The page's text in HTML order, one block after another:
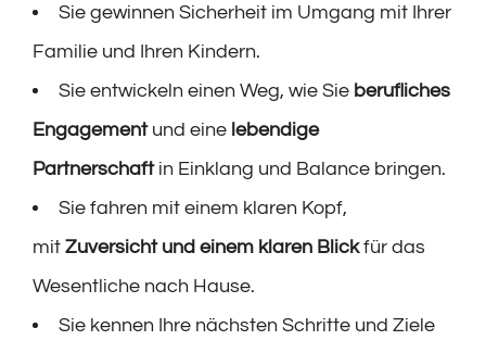
Sie gewinnen Sicherheit im Umgang mit Ihrer
Familie und Ihren Kindern.
Sie entwickeln einen Weg, wie Sie berufliches
Engagementund eine lebendige
Partnerschaftin Einklang und Balance bringen.
Sie fahren mit einem klaren Kopf,
mit Zuversicht und einem klaren Blickfür das
Wesentliche nach Hause.
Sie kennen Ihre nächsten Schritte und Ziele